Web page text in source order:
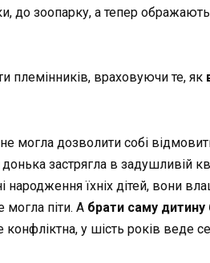
до зоопарку, а тепер
племінників, враховуючи те, як
могла дозволити собі
застрягла в задушливій
народження їхніх дітей, вони
могла піти. А брати саму дитину
у шість років веде